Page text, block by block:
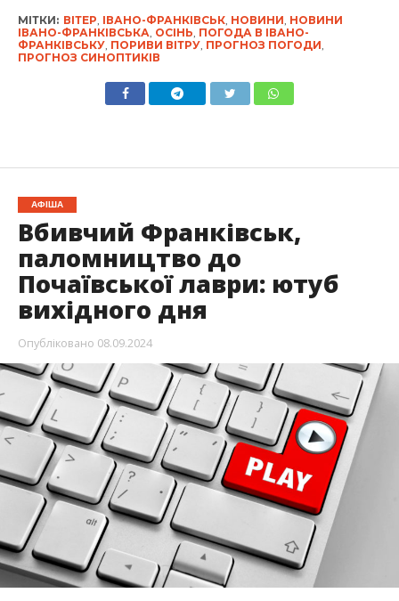
МІТКИ: ВІТЕР, ІВАНО-ФРАНКІВСЬК, НОВИНИ, НОВИНИ
ІВАНО-ФРАНКІВСЬКА, ОСІНЬ, ПОГОДА В ІВАНО-
ФРАНКІВСЬКУ, ПОРИВИ ВІТРУ, ПРОГНОЗ ПОГОДИ,
ПРОГНОЗ СИНОПТИКІВ
АФІША
Вбивчий Франківськ,
паломництво до
Почаївської лаври: ютуб
вихідного дня
Опубліковано 08.09.2024